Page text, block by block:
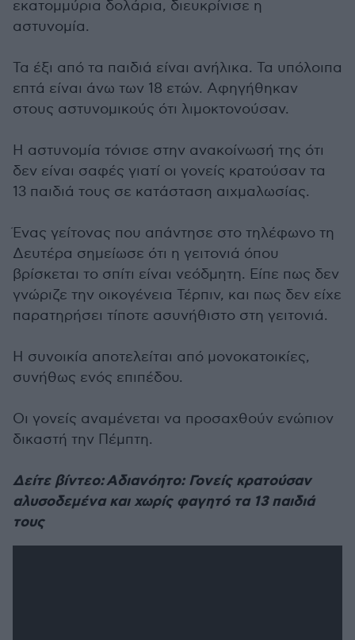
εκατομμύρια δολάρια, διευκρίνισε η
αστυνομία.
Τα έξι από τα παιδιά είναι ανήλικα. Τα υπόλοιπα
επτά είναι άνω των 18 ετών. Αφηγήθηκαν
στους αστυνομικούς ότι λιμοκτονούσαν.
Η αστυνομία τόνισε στην ανακοίνωσή της ότι
δεν είναι σαφές γιατί οι γονείς κρατούσαν τα
13 παιδιά τους σε κατάσταση αιχμαλωσίας.
Ένας γείτονας που απάντησε στο τηλέφωνο τη
Δευτέρα σημείωσε ότι η γειτονιά όπου
βρίσκεται το σπίτι είναι νεόδμητη. Είπε πως δεν
γνώριζε την οικογένεια Τέρπιν, και πως δεν είχε
παρατηρήσει τίποτε ασυνήθιστο στη γειτονιά.
Η συνοικία αποτελείται από μονοκατοικίες,
συνήθως ενός επιπέδου.
Οι γονείς αναμένεται να προσαχθούν ενώπιον
δικαστή την Πέμπτη.
Δείτε βίντεο: Αδιανόητο: Γονείς κρατούσαν
αλυσοδεμένα και χωρίς φαγητό τα 13 παιδιά
τους